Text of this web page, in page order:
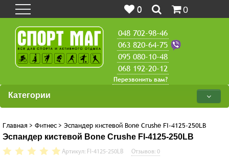
0 0
048 702-98-46
063 820-64-75
095 080-10-48
068 192-20-12
Перезвонить вам?
Категории
Главная > Фитнес > Эспандер кистевой Bone Crushe FI-4125-250LB
Эспандер кистевой Bone Crushe FI-4125-250LB
Артикул: FI-4125-250LB Отзывов: 0